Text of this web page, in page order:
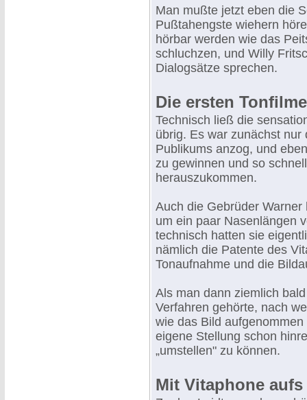
Man mußte jetzt eben die
Pußtahengste wiehern
hörbar werden wie das
schluchzen, und Willy
Dialogsätze sprechen.
Die ersten
Technisch ließ die
übrig. Es war zunächst
Publikums anzog, und
zu gewinnen und so
herauszukommen.
Auch die Gebrüder
um ein paar Nasenlängen
technisch hatten sie
nämlich die Patente des
Tonaufnahme und die
Als man dann ziemlich
Verfahren gehörte, nach
wie das Bild
eigene Stellung schon
„umstellen" zu können.
Mit Vitaphone